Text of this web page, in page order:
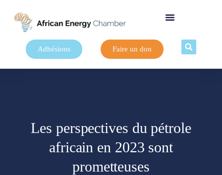
Adhésions Faire un don
Les perspectives du pétrole
africain en 2023 sont
prometteuses